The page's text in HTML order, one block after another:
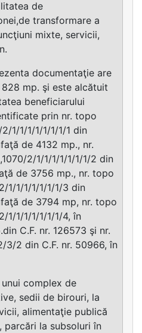
de
transformare a
mixte, servicii,
documentaţie are
mp. şi este alcătuit
beneficiarului
prin nr. topo
2/1/1/1/1/1/1/1/1 din
de 4132 mp., nr.
2/1/1/1/1/1/1/1/2 din
de 3756 mp., nr. topo
1/1/1/1/1/1/1/3 din
de 3794 mp, nr. topo
1/1/1/1/1/1/1/4, în
C.F. nr. 126573 şi nr.
3/2 din C.F. nr. 50966, în
complex de
sedii de birouri, la
alimentaţie publică
parcări la subsoluri în